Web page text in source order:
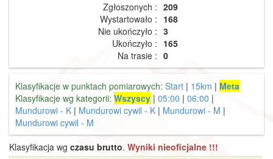
Zgłoszonych : 209
Wystartowało : 168
Nie ukończyło : 3
Ukończyło : 165
Na trasie : 0
Klasyfikacje w punktach pomiarowych: Start | 15km | Meta
Klasyfikacje wg kategorii: Wszyscy | 05:00 | 06:00 |
Mundurowi - K | Mundurowi cywil - K | Mundurowi - M |
Mundurowi cywil - M
Klasyfikacja wg czasu brutto. Wyniki nieoficjalne !!!